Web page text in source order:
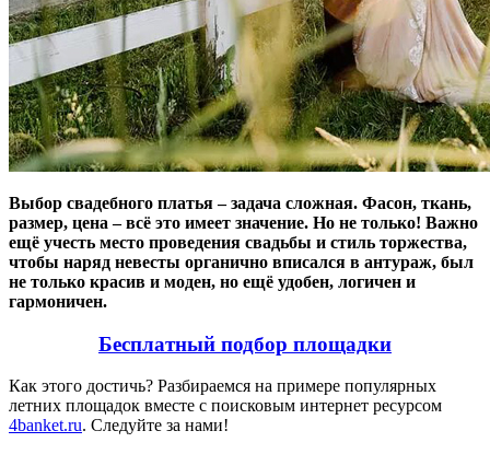
Выбор свадебного платья – задача сложная. Фасон, ткань,
размер, цена – всё это имеет значение. Но не только! Важно
ещё учесть место проведения свадьбы и стиль торжества,
чтобы наряд невесты органично вписался в антураж, был
не только красив и моден, но ещё удобен, логичен и
гармоничен.
Бесплатный подбор площадки
Как этого достичь? Разбираемся на примере популярных
летних площадок вместе с поисковым интернет ресурсом
4banket.ru. Следуйте за нами!